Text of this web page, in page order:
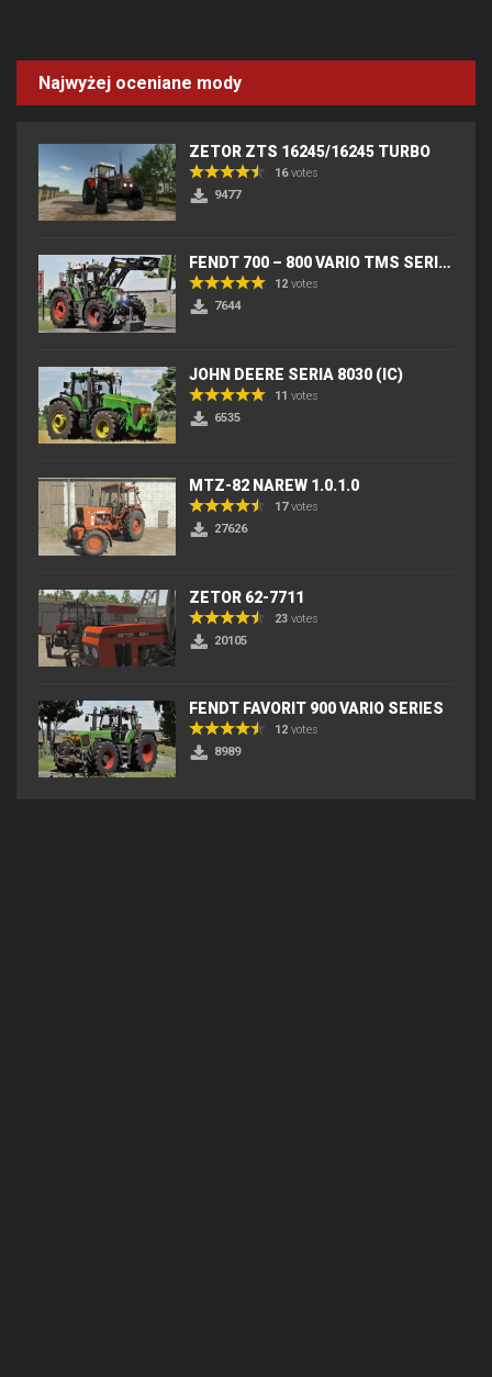
Najwyżej oceniane mody
ZETOR ZTS 16245/16245 TURBO
16votes
9477
FENDT 700 – 800 VARIO TMS SERIES (IC) V2
12 votes
7644
JOHN DEERE SERIA 8030 (IC)
11 votes
6535
MTZ-82 NAREW 1.0.1.0
17votes
27626
ZETOR 62-7711
23 votes
20105
FENDT FAVORIT 900 VARIO SERIES
12 votes
8989